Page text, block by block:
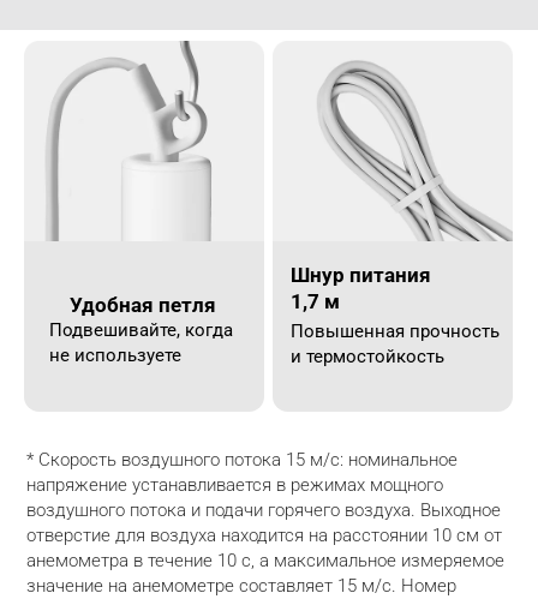
Удобная петля
Подвешивайте, когда
не используете
Шнур питания
1,7 м
Повышенная прочность
и термостойкость
* Скорость воздушного потока 15 м/с: номинальное
напряжение устанавливается в режимах мощного
воздушного потока и подачи горячего воздуха. Выходное
отверстие для воздуха находится на расстоянии 10 см от
анемометра в течение 10 с, а максимальное измеряемое
значение на анемометре составляет 15 м/с. Номер